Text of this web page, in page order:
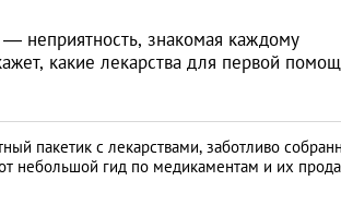
неприятность, знакомая каждому
какие лекарства для первой
пакетик с лекарствами, заботливо
небольшой гид по медикаментам и их